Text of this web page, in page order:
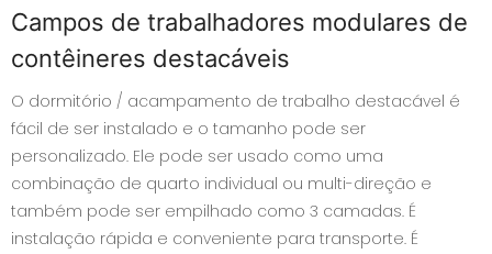
Campos de trabalhadores modulares de
contêineres destacáveis
O dormitório / acampamento de trabalho destacável é
fácil de ser instalado e o tamanho pode ser
personalizado. Ele pode ser usado como uma
combinação de quarto individual ou multi-direção e
também pode ser empilhado como 3 camadas. É
instalação rápida e conveniente para transporte. É